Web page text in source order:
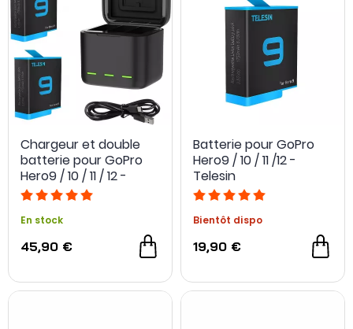
Chargeur et double
batterie pour GoPro
Hero9 / 10 / 11 / 12 -
Telesin
En stock
45,90 €
Batterie pour GoPro
Hero9 / 10 / 11 /12 -
Telesin
Bientôt dispo
19,90 €